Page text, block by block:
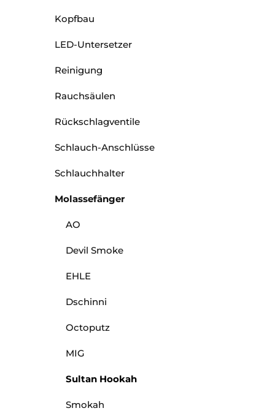
Kopfbau
LED-Untersetzer
Reinigung
Rauchsäulen
Rückschlagventile
Schlauch-Anschlüsse
Schlauchhalter
Molassefänger
AO
Devil Smoke
EHLE
Dschinni
Octoputz
MIG
Sultan Hookah
Smokah